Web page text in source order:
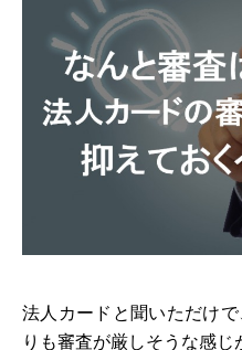
法人カードと聞いただけ
りも審査が厳しそうな感じ